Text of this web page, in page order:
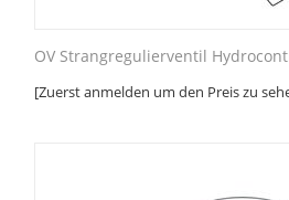
OV Strangregulierventil
[Zuerst anmelden um den Preis zu